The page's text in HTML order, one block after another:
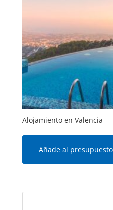
Alojamiento en Valencia
Añade al presupuesto